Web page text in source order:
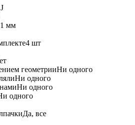
мм
4 шт
геометрииНи одного
Ни одного
Ни одного
одного
Да, все